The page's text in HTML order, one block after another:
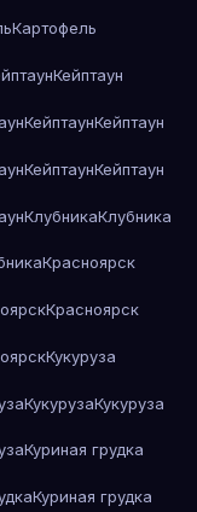
Картофель
Кейптаун
КейптаунКейптаун
КейптаунКейптаун
КлубникаКлубника
Красноярск
Красноярск
Кукуруза
КукурузаКукуруза
Куриная грудка
Куриная грудка